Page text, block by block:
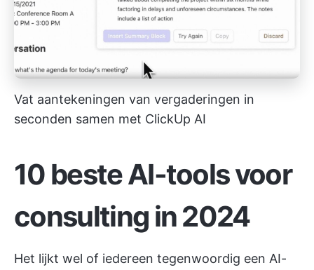
Vat aantekeningen van vergaderingen in
seconden samen met ClickUp AI
10 beste AI-tools voor
consulting in 2024
Het lijkt wel of iedereen tegenwoordig een AI-